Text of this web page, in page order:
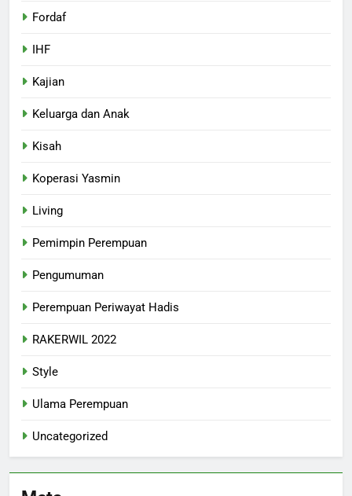
Fordaf
IHF
Kajian
Keluarga dan Anak
Kisah
Koperasi Yasmin
Living
Pemimpin Perempuan
Pengumuman
Perempuan Periwayat Hadis
RAKERWIL 2022
Style
Ulama Perempuan
Uncategorized